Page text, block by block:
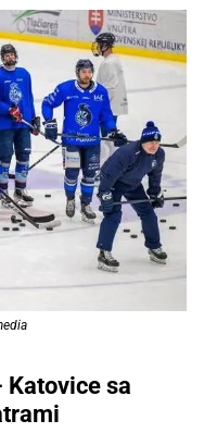
Katovice sa